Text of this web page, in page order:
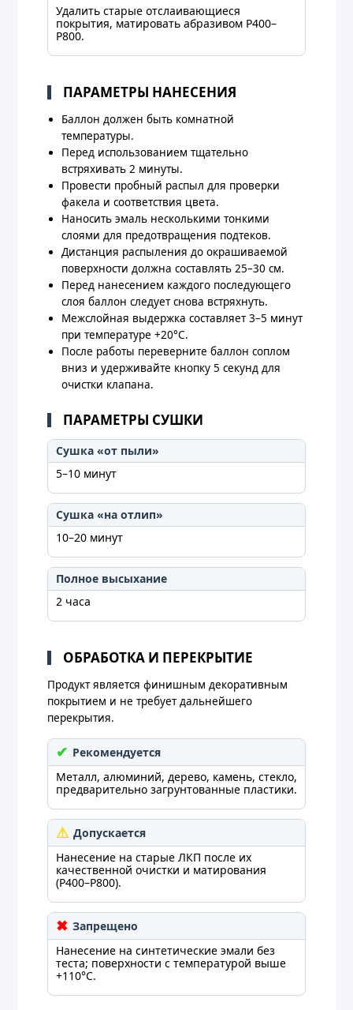
Удалить старые отслаивающиеся
покрытия, матировать абразивом P400–
P800.
ПАРАМЕТРЫ НАНЕСЕНИЯ
Баллон должен быть комнатной
температуры.
Перед использованием тщательно
встряхивать 2 минуты.
Провести пробный распыл для проверки
факела и соответствия цвета.
Наносить эмаль несколькими тонкими
слоями для предотвращения подтеков.
Дистанция распыления до окрашиваемой
поверхности должна составлять 25–30 см.
Перед нанесением каждого последующего
слоя баллон следует снова встряхнуть.
Межслойная выдержка составляет 3–5 минут
при температуре +20°C.
После работы переверните баллон соплом
вниз и удерживайте кнопку 5 секунд для
очистки клапана.
ПАРАМЕТРЫ СУШКИ
Сушка «от пыли»
5–10 минут
Сушка «на отлип»
10–20 минут
Полное высыхание
2 часа
ОБРАБОТКА И ПЕРЕКРЫТИЕ
Продукт является финишным декоративным
покрытием и не требует дальнейшего
перекрытия.
Рекомендуется
Металл, алюминий, дерево, камень, стекло,
предварительно загрунтованные пластики.
Допускается
Нанесение на старые ЛКП после их
качественной очистки и матирования
(P400–P800).
Запрещено
Нанесение на синтетические эмали без
теста; поверхности с температурой выше
+110°C.